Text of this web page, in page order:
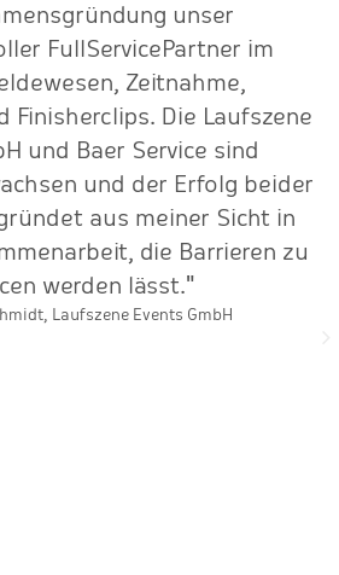
unser
FullServicePartner im
Zeitnahme,
Finisherclips. Die Laufszene
und Baer Service sind
und der Erfolg beider
aus meiner Sicht in
die Barrieren zu
werden lässt."
Laufszene Events GmbH